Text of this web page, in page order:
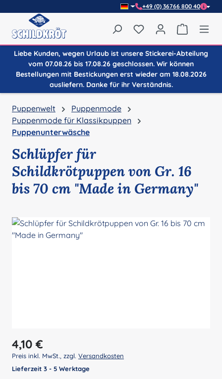
+49 (0) 36766 800 40
Du hast 0 Produkte
Liebe Kunden, wegen Urlaub ist unsere Stickerei-Abteilung
vom 07.08.26 bis 17.08.26 geschlossen. Wir können
Bestellungen mit Bestickungen erst wieder am 18.08.2026
ausliefern. Danke für ihr Verständnis.
Puppenwelt
Puppenmode
Puppenmode für Klassikpuppen
Puppenunterwäsche
Schlüpfer für
Schildkrötpuppen von Gr. 16
bis 70 cm "Made in Germany"
Regulärer Preis:
4,10 €
Preis inkl. MwSt., zzgl. Versandkosten
Lieferzeit 3 - 5 Werktage